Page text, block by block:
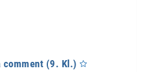
comment (9. Kl.)